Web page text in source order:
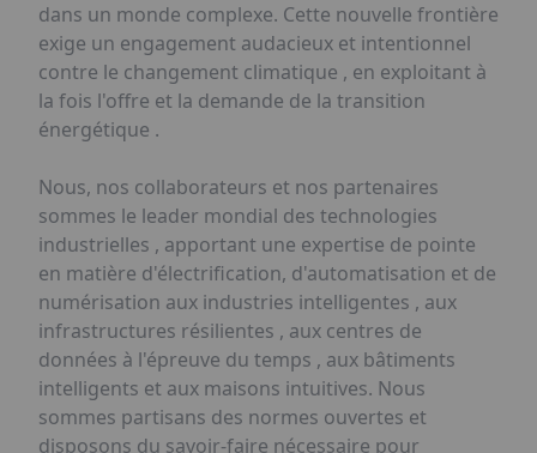
dans un monde complexe. Cette nouvelle frontière
exige un engagement audacieux et intentionnel
contre le changement climatique , en exploitant à
la fois l'offre et la demande de la transition
énergétique .
Nous, nos collaborateurs et nos partenaires
sommes le leader mondial des technologies
industrielles , apportant une expertise de pointe
en matière d'électrification, d'automatisation et de
numérisation aux industries intelligentes , aux
infrastructures résilientes , aux centres de
données à l'épreuve du temps , aux bâtiments
intelligents et aux maisons intuitives. Nous
sommes partisans des normes ouvertes et
disposons du savoir-faire nécessaire pour